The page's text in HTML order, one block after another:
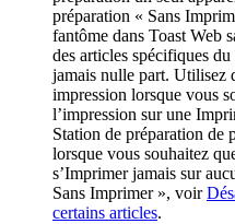
préparation « Sans
fantôme dans Toast Web
des articles spécifiques
jamais nulle part. Utilisez
impression lorsque vous
l’impression sur une
Station de préparation de
lorsque vous souhaitez
s’Imprimer jamais sur
Sans Imprimer », voir
certains articles.